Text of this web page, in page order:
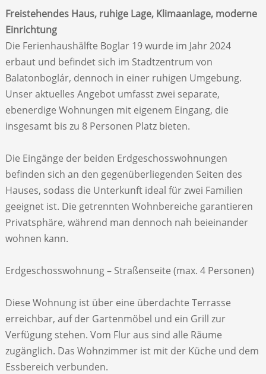
Freistehendes Haus, ruhige Lage, Klimaanlage, moderne
Einrichtung
Die Ferienhaushälfte Boglar 19 wurde im Jahr 2024
erbaut und befindet sich im Stadtzentrum von
Balatonboglár, dennoch in einer ruhigen Umgebung.
Unser aktuelles Angebot umfasst zwei separate,
ebenerdige Wohnungen mit eigenem Eingang, die
insgesamt bis zu 8 Personen Platz bieten.
Die Eingänge der beiden Erdgeschosswohnungen
befinden sich an den gegenüberliegenden Seiten des
Hauses, sodass die Unterkunft ideal für zwei Familien
geeignet ist. Die getrennten Wohnbereiche garantieren
Privatsphäre, während man dennoch nah beieinander
wohnen kann.
Erdgeschosswohnung – Straßenseite (max. 4 Personen)
Diese Wohnung ist über eine überdachte Terrasse
erreichbar, auf der Gartenmöbel und ein Grill zur
Verfügung stehen. Vom Flur aus sind alle Räume
zugänglich. Das Wohnzimmer ist mit der Küche und dem
Essbereich verbunden.